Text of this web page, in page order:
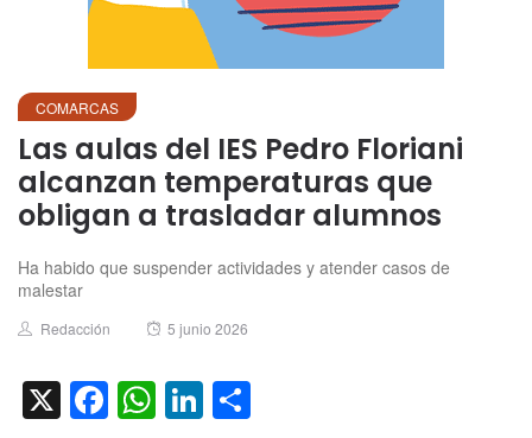
COMARCAS
Las aulas del IES Pedro Floriani
alcanzan temperaturas que
obligan a trasladar alumnos
Ha habido que suspender actividades y atender casos de
malestar
Author
Redacción
Posted
5 junio 2026
X Facebook
WhatsApp
LinkedIn